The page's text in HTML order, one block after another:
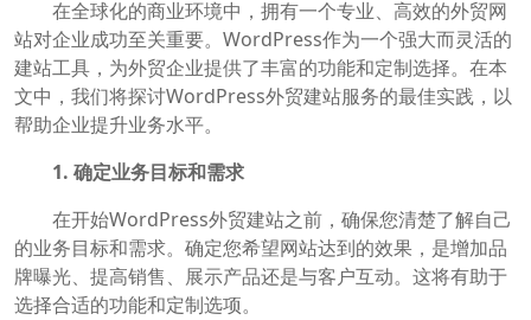
在全球化的商业环境中，拥有一个专业、高效的外贸网
站对企业成功至关重要。WordPress作为一个强大而灵活的
建站工具，为外贸企业提供了丰富的功能和定制选择。在本
文中，我们将探讨WordPress外贸建站服务的最佳实践，以
帮助企业提升业务水平。
1. 确定业务目标和需求
在开始WordPress外贸建站之前，确保您清楚了解自己
的业务目标和需求。确定您希望网站达到的效果，是增加品
牌曝光、提高销售、展示产品还是与客户互动。这将有助于
选择合适的功能和定制选项。